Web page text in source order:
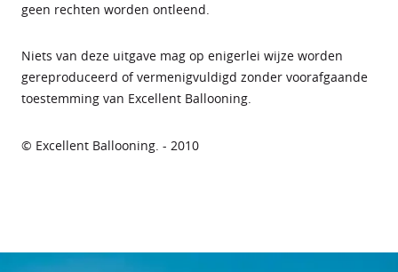
geen rechten worden ontleend.
Niets van deze uitgave mag op enigerlei wijze worden
gereproduceerd of vermenigvuldigd zonder voorafgaande
toestemming van Excellent Ballooning.
© Excellent Ballooning. - 2010